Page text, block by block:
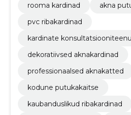
rooma kardinad
akna
pvc ribakardinad
kardinate
dekoratiivsed aknakardinad
professionaalsed aknakatted
kodune putukakaitse
kaubanduslikud ribakardinad